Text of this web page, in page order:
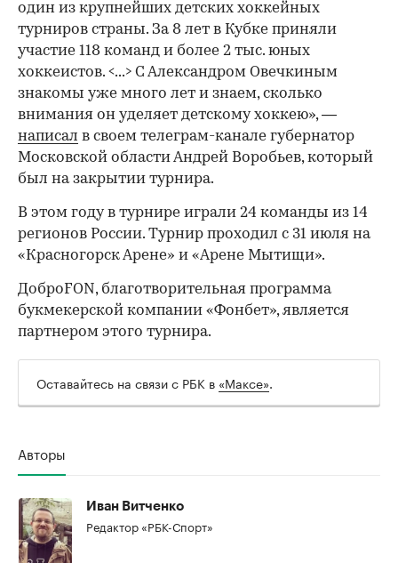
00:00
один из крупнейших детских хоккейных
турниров страны. За 8 лет в Кубке приняли
участие 118 команд и более 2 тыс. юных
хоккеистов. <...> С Александром Овечкиным
знакомы уже много лет и знаем, сколько
внимания он уделяет детскому хоккею», —
написал в своем телеграм-канале губернатор
Московской области Андрей Воробьев, который
был на закрытии турнира.
В этом году в турнире играли 24 команды из 14
регионов России. Турнир проходил с 31 июля на
«Красногорск Арене» и «Арене Мытищи».
ДоброFON, благотворительная программа
букмекерской компании «Фонбет», является
партнером этого турнира.
Оставайтесь на связи с РБК в «Максе».
Авторы
Иван Витченко
Редактор «РБК-Спорт»